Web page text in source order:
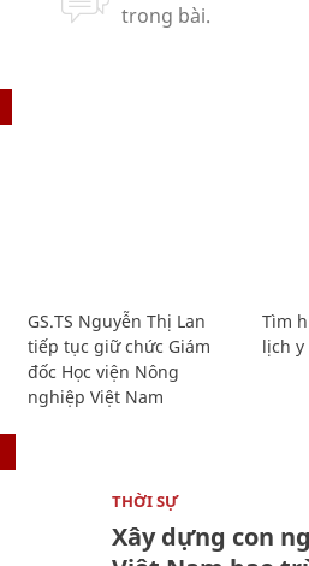
GS.TS Nguyễn Thị Lan
tiếp tục giữ chức Giám
đốc Học viện Nông
nghiệp Việt Nam
Tìm
lịch y
THỜI SỰ
Xây dựng con